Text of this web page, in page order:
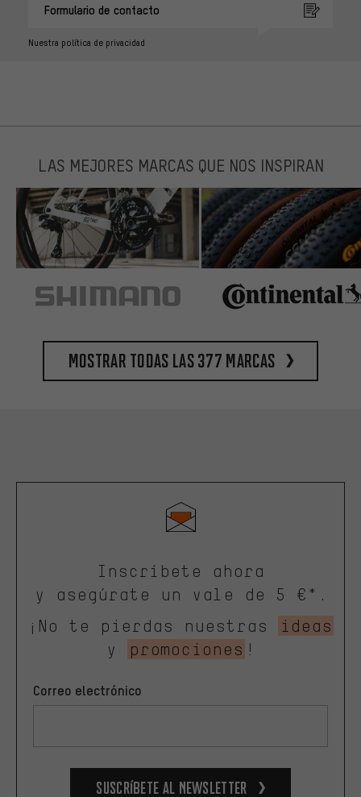
Formulario de contacto
Nuestra política de privacidad
LAS MEJORES MARCAS QUE NOS INSPIRAN
Mostrar todas las 377 marcas
Inscríbete ahora
y asegúrate un vale de 5 €*.
¡No te pierdas nuestras
ideas
y
promociones !
Correo electrónico
Suscríbete al newsletter